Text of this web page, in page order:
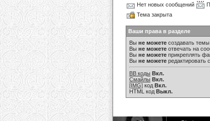
Нет новых сообщений
Тема закрыта
Ваши права в разделе
Вы не можете создавать темы
Вы не можете отвечать на
Вы не можете прикреплять
Вы не можете редактировать
BB коды Вкл.
Смайлы Вкл.
[IMG] код Вкл.
HTML код Выкл.